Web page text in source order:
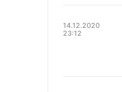
14.12.2020
23:12